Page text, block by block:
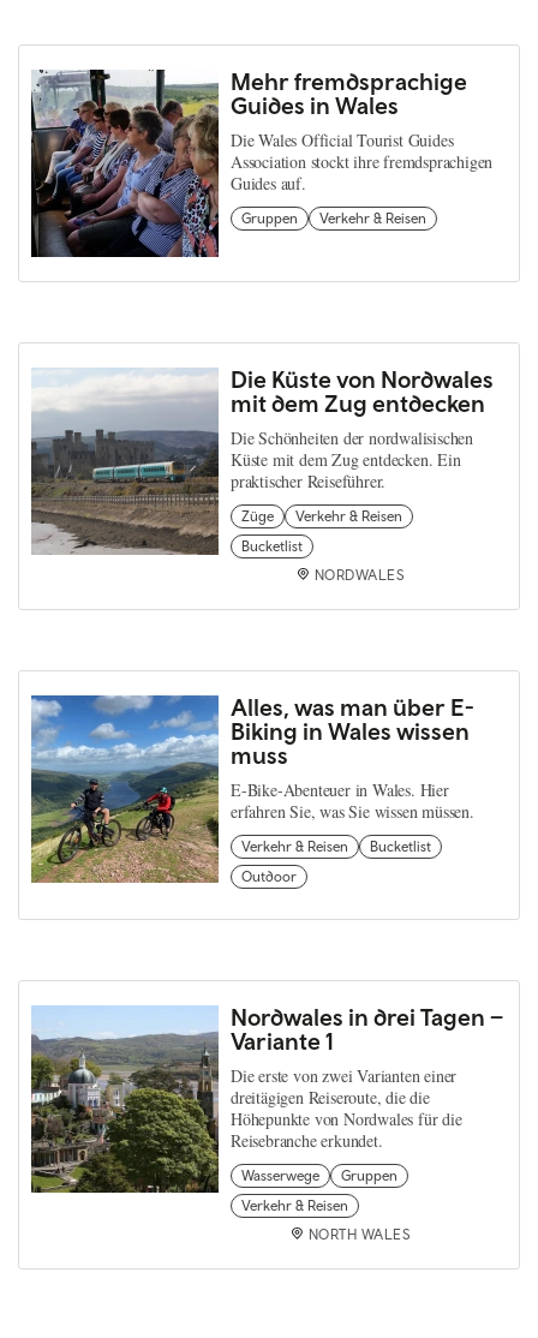
Mehr fremdsprachige
Guides in Wales
Die Wales Official Tourist Guides
Association stockt ihre fremdsprachigen
Guides auf.
Gruppen Verkehr & Reisen
Die Küste von Nordwales
mit dem Zug entdecken
Die Schönheiten der nordwalisischen
Küste mit dem Zug entdecken. Ein
praktischer Reiseführer.
Züge
Verkehr & Reisen
Bucketlist
NORDWALES
Alles, was man über E-
Biking in Wales wissen
muss
E-Bike-Abenteuer in Wales. Hier
erfahren Sie, was Sie wissen müssen.
Verkehr & Reisen
Bucketlist
Outdoor
Nordwales in drei Tagen –
Variante 1
Die erste von zwei Varianten einer
dreitägigen Reiseroute, die die
Höhepunkte von Nordwales für die
Reisebranche erkundet.
Wasserwege
Gruppen
Verkehr & Reisen
NORTH WALES